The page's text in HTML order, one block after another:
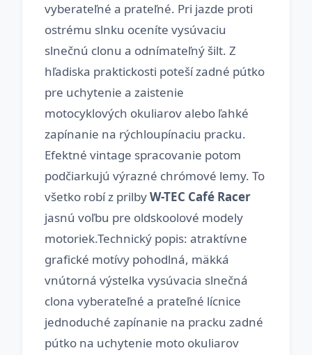
vyberateľné a prateľné. Pri jazde proti
ostrému slnku oceníte vysúvaciu
slnečnú clonu a odnímateľný šilt. Z
hľadiska praktickosti poteší zadné pútko
pre uchytenie a zaistenie
motocyklových okuliarov alebo ľahké
zapínanie na rýchloupínaciu pracku.
Efektné vintage spracovanie potom
podčiarkujú výrazné chrómové lemy. To
všetko robí z prilbyW-TEC Café Racer
jasnú voľbu pre oldskoolové modely
motoriek.Technický popis: atraktívne
grafické motívy pohodlná, mäkká
vnútorná výstelka vysúvacia slnečná
clona vyberateľné a prateľné lícnice
jednoduché zapínanie na pracku zadné
pútko na uchytenie moto okuliarov